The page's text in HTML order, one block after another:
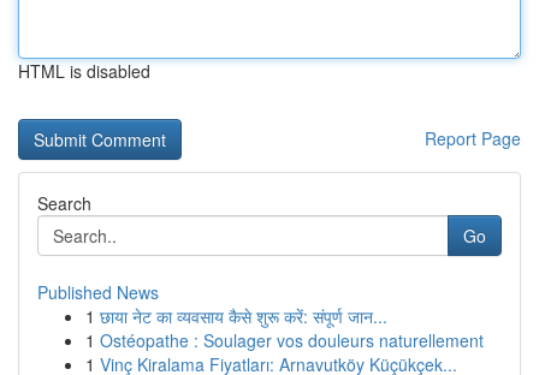
HTML is disabled
Report Page
Search
Go
Published News
1 छाया नेट का व्यवसाय कैसे शुरू करें: संपूर्ण जान...
1 Ostéopathe : Soulager vos douleurs naturellement
1 Vinç Kiralama Fiyatları: Arnavutköy Küçükçek...